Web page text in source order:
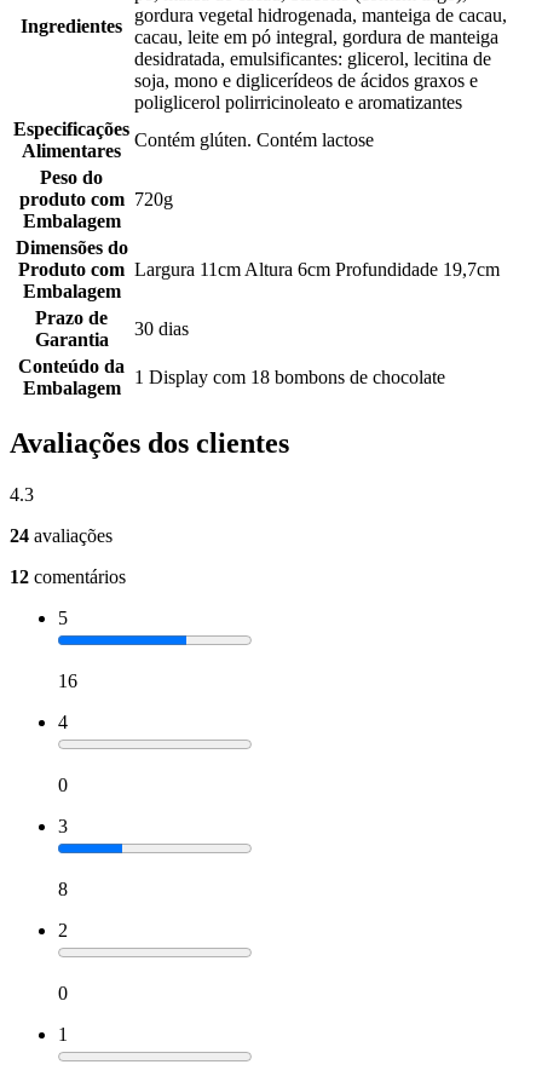
Ingredientes
gordura vegetal hidrogenada, manteiga de cacau,
cacau, leite em pó integral, gordura de manteiga
desidratada, emulsificantes: glicerol, lecitina de
soja, mono e diglicerídeos de ácidos graxos e
poliglicerol polirricinoleato e aromatizantes
Especificações
Alimentares
Contém glúten. Contém lactose
Peso do
produto com
Embalagem
720g
Dimensões do
Produto com
Embalagem
Largura 11cm Altura 6cm Profundidade 19,7cm
Prazo de
Garantia
30 dias
Conteúdo da
Embalagem
1 Display com 18 bombons de chocolate
Avaliações dos clientes
4.3
24 avaliações
12 comentários
5
16
4
0
3
8
2
0
1